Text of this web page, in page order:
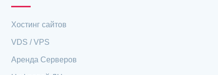
Хостинг сайтов
VDS / VPS
Аренда Серверов